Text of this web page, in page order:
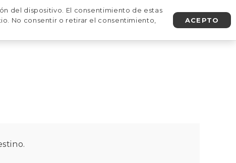
AGENDA UNA LLAMADA
del dispositivo. El consentimiento de estas
No consentir o retirar el consentimiento,
ACEPTO